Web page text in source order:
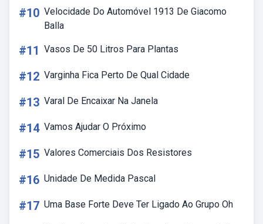
#10 Velocidade Do Automóvel 1913 De Giacomo
Balla
#11 Vasos De 50 Litros Para Plantas
#12 Varginha Fica Perto De Qual Cidade
#13 Varal De Encaixar Na Janela
#14 Vamos Ajudar O Próximo
#15 Valores Comerciais Dos Resistores
#16 Unidade De Medida Pascal
#17 Uma Base Forte Deve Ter Ligado Ao Grupo Oh